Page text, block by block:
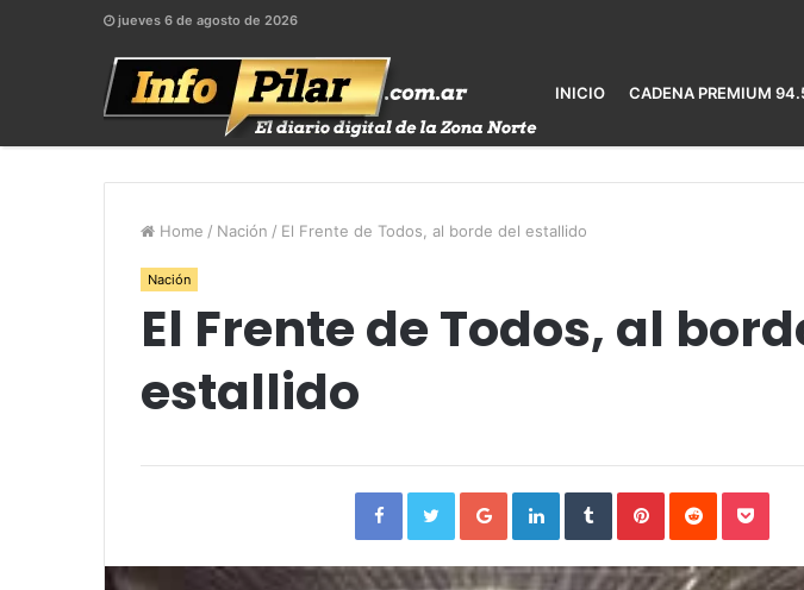
jueves 6 de agosto de 2026
INICIO CADENA PREMIUM
Home / Nación / El Frente de Todos, al borde del estallido
Nación
El Frente de Todos, al
estallido
FacebookTwitterGoogle+LinkedInTumblrPinterestReddit